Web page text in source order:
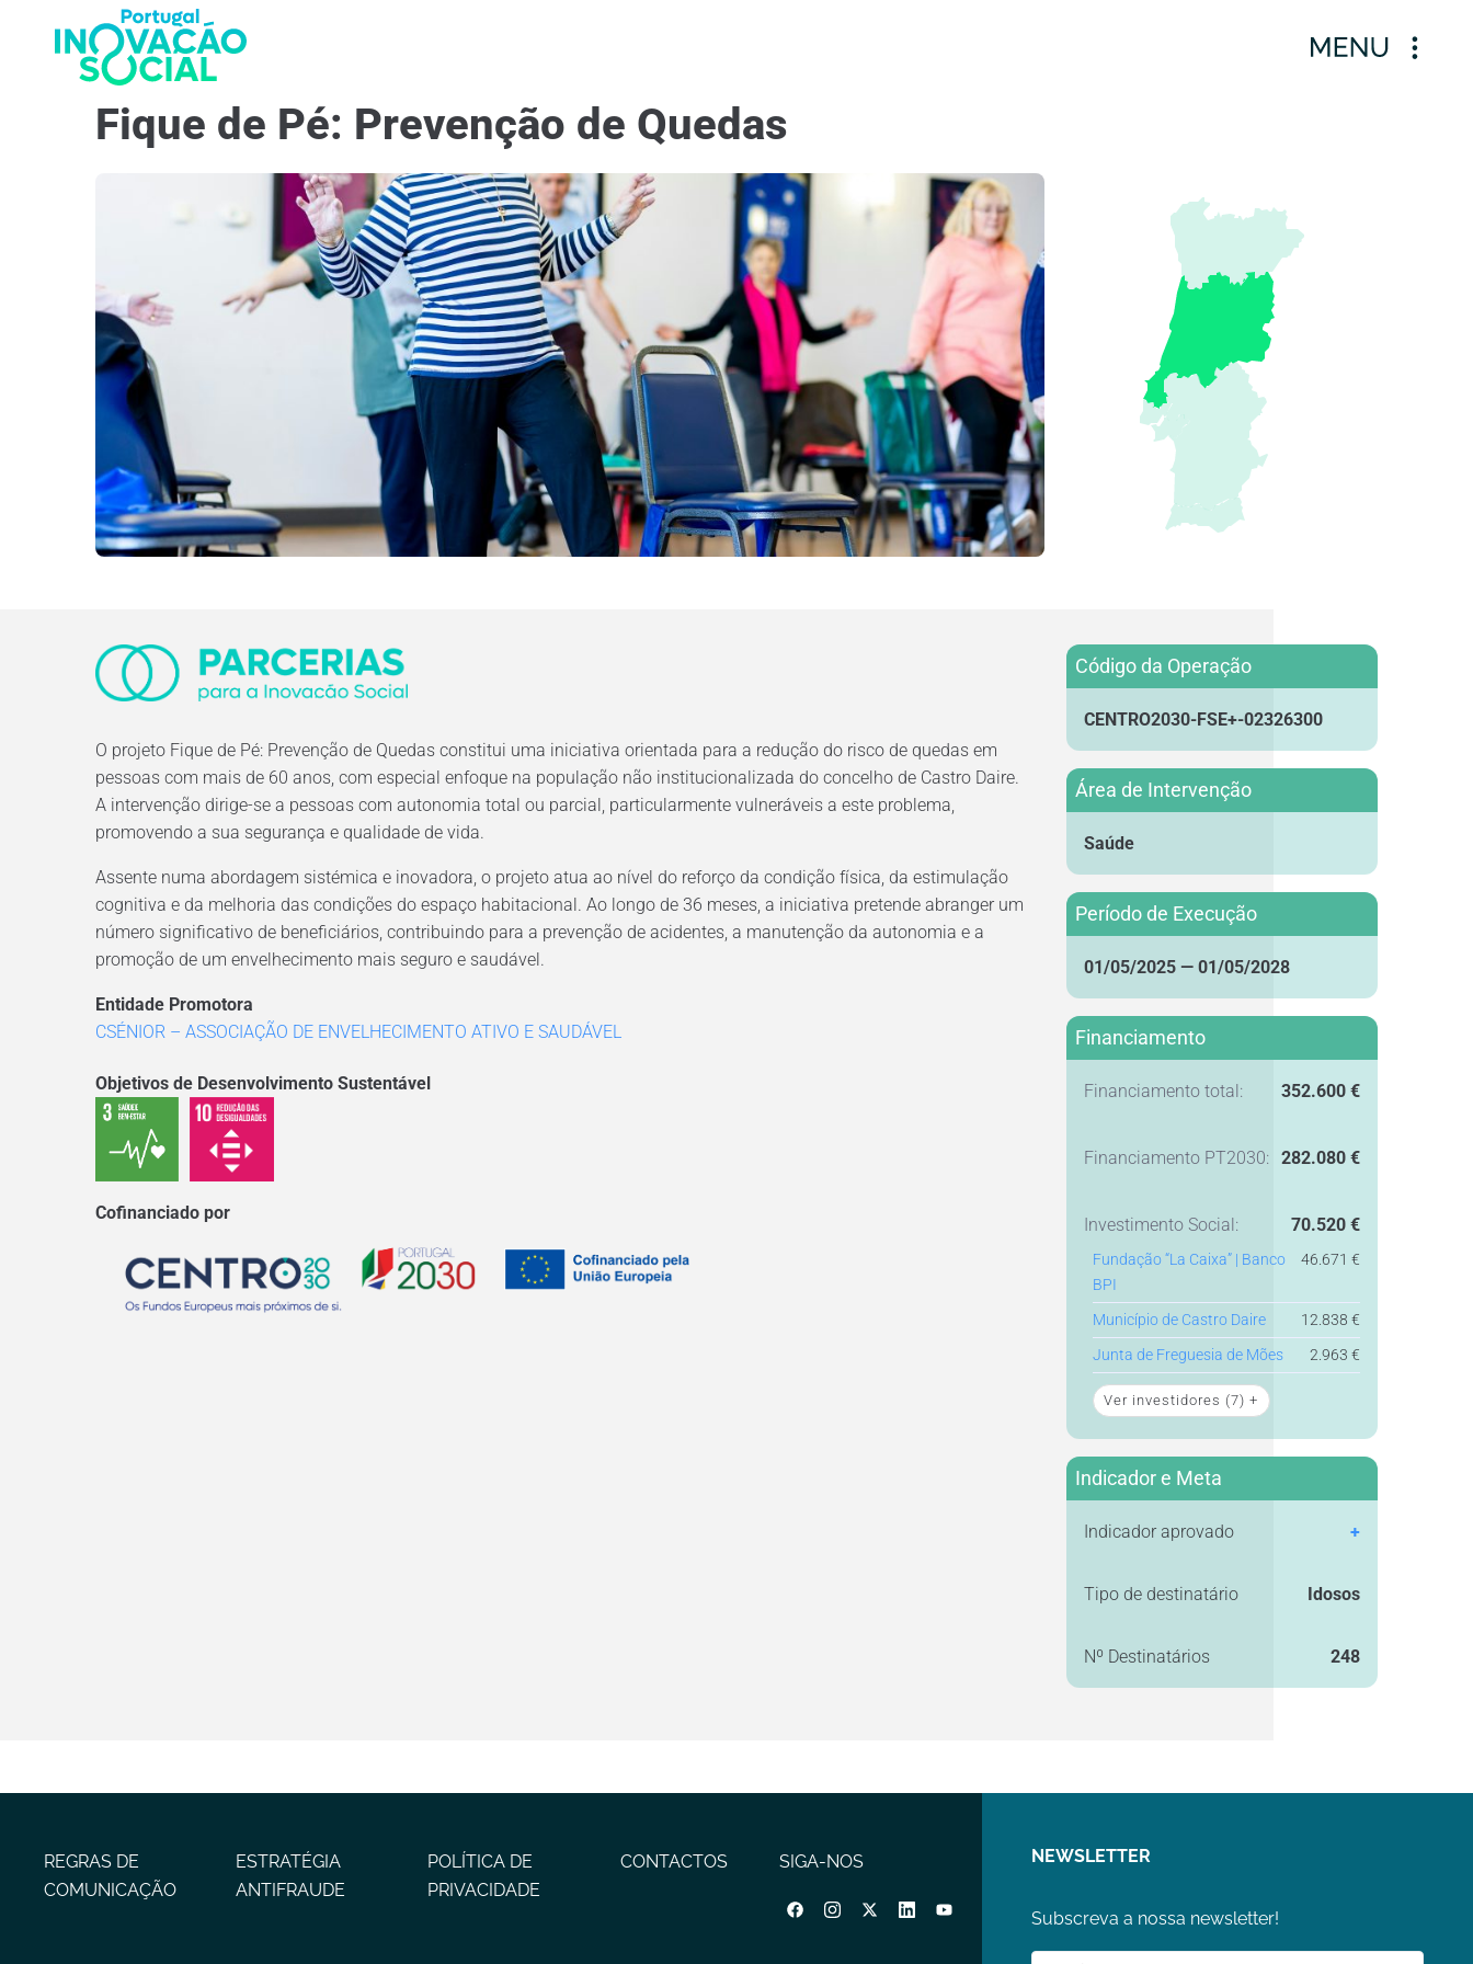
Fique de Pé: Prevenção de Quedas
O projeto Fique de Pé: Prevenção de Quedas constitui uma iniciativa orientada para a redução do risco de quedas em
pessoas com mais de 60 anos, com especial enfoque na população não institucionalizada do concelho de Castro Daire.
A intervenção dirige-se a pessoas com autonomia total ou parcial, particularmente vulneráveis a este problema,
promovendo a sua segurança e qualidade de vida.
Assente numa abordagem sistémica e inovadora, o projeto atua ao nível do reforço da condição física, da estimulação
cognitiva e da melhoria das condições do espaço habitacional. Ao longo de 36 meses, a iniciativa pretende abranger um
número significativo de beneficiários, contribuindo para a prevenção de acidentes, a manutenção da autonomia e a
promoção de um envelhecimento mais seguro e saudável.
Entidade Promotora
CSÉNIOR – ASSOCIAÇÃO DE ENVELHECIMENTO ATIVO E SAUDÁVEL
Objetivos de Desenvolvimento Sustentável
Cofinanciado por
Código da Operação
CENTRO2030-FSE+-02326300
Área de Intervenção
Saúde
Período de Execução
01/05/2025 — 01/05/2028
Financiamento
Financiamento total: 352.600 €
Financiamento PT2030: 282.080 €
Investimento Social: 70.520 €
Fundação “La Caixa” | Banco
BPI
46.671 €
Município de Castro Daire
12.838 €
Junta de Freguesia de Mões
2.963 €
Ver investidores (7) +
Indicador e Meta
Indicador aprovado +
Tipo de destinatário Idosos
Nº Destinatários 248
REGRAS DE
COMUNICAÇÃO
ESTRATÉGIA
ANTIFRAUDE
POLÍTICA DE
PRIVACIDADE
CONTACTOS SIGA-NOS NEWSLETTER
Subscreva a nossa newsletter!